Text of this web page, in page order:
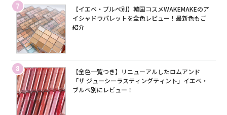
7
【イエベ・ブルベ別】韓国コスメWAKEMAKEのア
イシャドウパレットを全色レビュー！最新色もご
紹介
8
【全色一覧つき】リニューアルしたロムアンド
「ザ ジューシーラスティングティント」イエベ・
ブルベ別にレビュー！